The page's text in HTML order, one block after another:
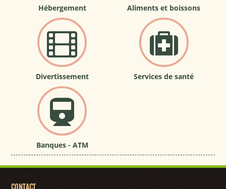
Hébergement Aliments et boissons
Divertissement Services de santé
Banques - ATM